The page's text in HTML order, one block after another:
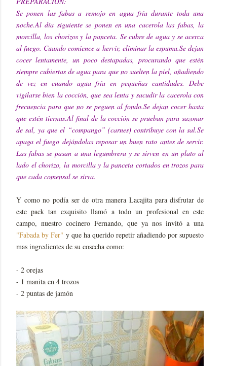
Se ponen las fabas a remojo en agua fría durante toda una
noche.Al día siguiente se ponen en una cacerola las fabas, la
morcilla, los chorizos y la panceta. Se cubre de agua y se acerca
al fuego. Cuando comience a hervir, eliminar la espuma.Se dejan
cocer lentamente, un poco destapadas, procurando que estén
siempre cubiertas de agua para que no suelten la piel, añadiendo
de vez en cuando agua fría en pequeñas cantidades. Debe
vigilarse bien la cocción, que sea lenta y sacudir la cacerola con
frecuencia para que no se peguen al fondo.Se dejan cocer hasta
que estén tiernas.Al final de la cocción se prueban para sazonar
de sal, ya que el “compango” (carnes) contribuye con la sal.Se
apaga el fuego dejándolas reposar un buen rato antes de servir.
Las fabas se pasan a una legumbrera y se sirven en un plato al
lado el chorizo, la morcilla y la panceta cortados en trozos para
que cada comensal se sirva.
Y como no podía ser de otra manera Lacajita para disfrutar de
este pack tan exquisito llamó a todo un profesional en este
campo, nuestro cocinero Fernando, que ya nos invitó a una
"Fabada by Fer" y que ha querido repetir añadiendo por supuesto
mas ingredientes de su cosecha como:
- 2 orejas
- 1 manita en 4 trozos
- 2 puntas de jamón